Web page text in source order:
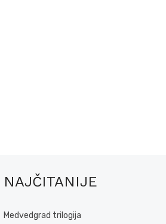
NAJČITANIJE
Medvedgrad trilogija